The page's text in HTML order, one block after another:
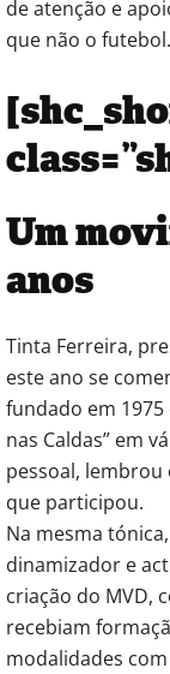
de atenção e
que não o futebol.
Um
anos
Tinta Ferreira,
este ano se
fundado em
nas Caldas” em
pessoal,
que participou.
Na mesma
dinamizador e
criação do MVD,
recebiam
modalidades